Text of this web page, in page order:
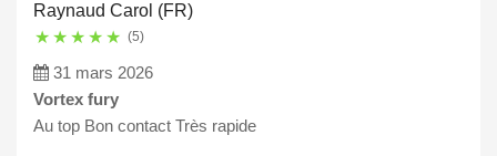
Raynaud Carol (FR)
★ ★ ★ ★ ★ (5)
31 mars 2026
Vortex fury
Au top Bon contact Très rapide